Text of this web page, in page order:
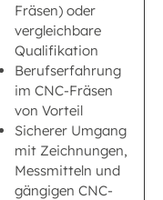
Fräsen) oder
vergleichbare
Qualifikation
Berufserfahrung
im CNC-Fräsen
von Vorteil
Sicherer Umgang
mit Zeichnungen,
Messmitteln und
gängigen CNC-